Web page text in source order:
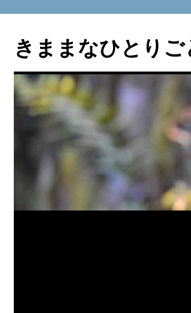
テ
ン
ス
キ
きままなひとり